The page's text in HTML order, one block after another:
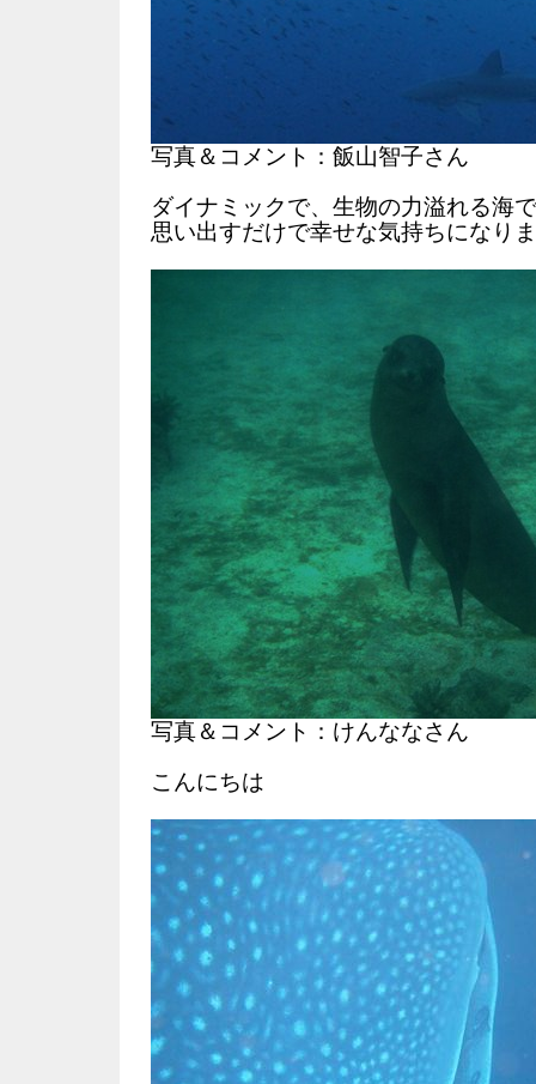
写真＆コメント：飯山智子さん
ダイナミックで、生物の力溢れる海
思い出すだけで幸せな気持ちになり
写真＆コメント：けんななさん
こんにちは